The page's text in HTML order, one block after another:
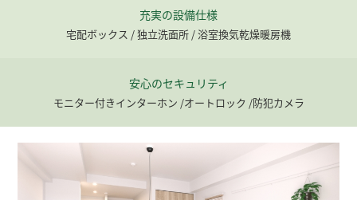
充実の設備仕様
宅配ボックス / 独立洗面所 / 浴室換気乾燥暖房機
安心のセキュリティ
モニター付きインターホン /オートロック /防犯カメラ